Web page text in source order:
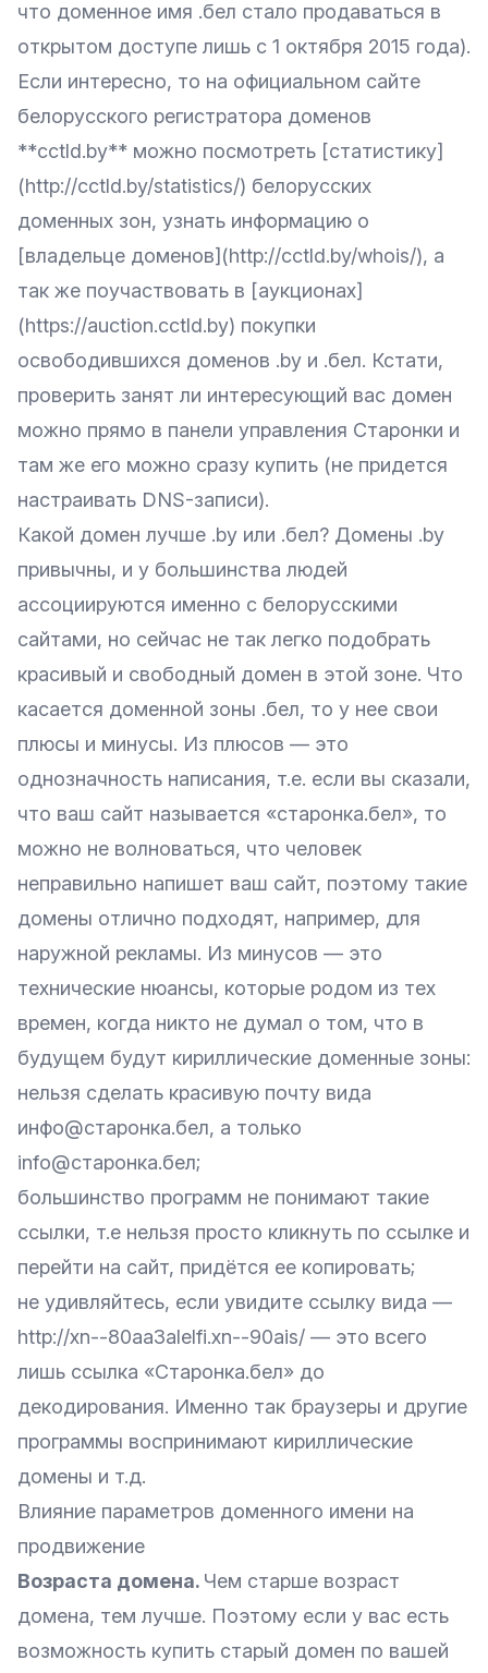
что доменное имя .бел стало продаваться в
открытом доступе лишь с 1 октября 2015 года).
Если интересно, то на официальном сайте
белорусского регистратора доменов
**cctld.by** можно посмотреть [статистику]
(http://cctld.by/statistics/) белорусских
доменных зон, узнать информацию о
[владельце доменов](http://cctld.by/whois/), а
так же поучаствовать в [аукционах]
(https://auction.cctld.by) покупки
освободившихся доменов .by и .бел. Кстати,
проверить занят ли интересующий вас домен
можно прямо в панели управления Старонки и
там же его можно сразу купить (не придется
настраивать DNS-записи).
Какой домен лучше .by или .бел? Домены .by
привычны, и у большинства людей
ассоциируются именно с белорусскими
сайтами, но сейчас не так легко подобрать
красивый и свободный домен в этой зоне. Что
касается доменной зоны .бел, то у нее свои
плюсы и минусы. Из плюсов — это
однозначность написания, т.е. если вы сказали,
что ваш сайт называется «старонка.бел», то
можно не волноваться, что человек
неправильно напишет ваш сайт, поэтому такие
домены отлично подходят, например, для
наружной рекламы. Из минусов — это
технические нюансы, которые родом из тех
времен, когда никто не думал о том, что в
будущем будут кириллические доменные зоны:
нельзя сделать красивую почту вида
инфо@старонка.бел, а только
info@старонка.бел;
большинство программ не понимают такие
ссылки, т.е нельзя просто кликнуть по ссылке и
перейти на сайт, придётся ее копировать;
не удивляйтесь, если увидите ссылку вида —
http://xn--80aa3alelfi.xn--90ais/ — это всего
лишь ссылка «Старонка.бел» до
декодирования. Именно так браузеры и другие
программы воспринимают кириллические
домены и т.д.
Влияние параметров доменного имени на
продвижение
Возраста домена. Чем старше возраст
домена, тем лучше. Поэтому если у вас есть
возможность купить старый домен по вашей